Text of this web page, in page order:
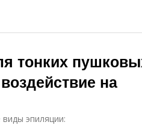
тонких
на
эпиляции: